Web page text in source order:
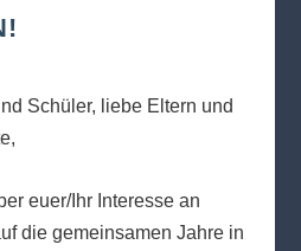
Schüler, liebe Eltern und
euer/Ihr Interesse an
die gemeinsamen Jahre in